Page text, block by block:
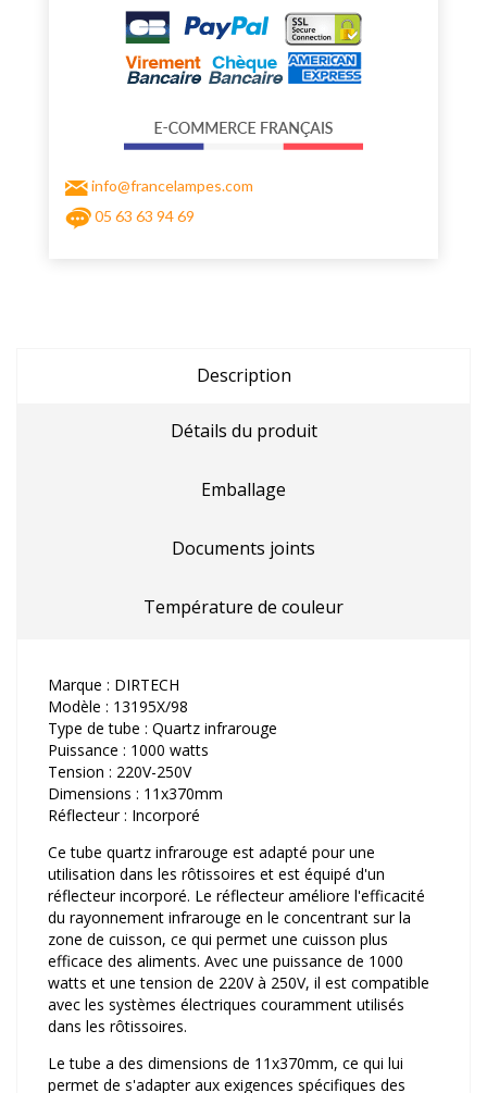
info@francelampes.com
05 63 63 94 69
Description
Détails du produit
Emballage
Documents joints
Température de couleur
Marque : DIRTECH
Modèle : 13195X/98
Type de tube : Quartz infrarouge
Puissance : 1000 watts
Tension : 220V-250V
Dimensions : 11x370mm
Réflecteur : Incorporé
Ce tube quartz infrarouge est adapté pour une
utilisation dans les rôtissoires et est équipé d'un
réflecteur incorporé. Le réflecteur améliore l'efficacité
du rayonnement infrarouge en le concentrant sur la
zone de cuisson, ce qui permet une cuisson plus
efficace des aliments. Avec une puissance de 1000
watts et une tension de 220V à 250V, il est compatible
avec les systèmes électriques couramment utilisés
dans les rôtissoires.
Le tube a des dimensions de 11x370mm, ce qui lui
permet de s'adapter aux exigences spécifiques des